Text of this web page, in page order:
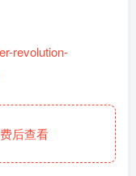
revolution-
后查看